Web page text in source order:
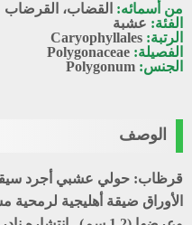
من أسمائه: القضاب، القرضاب
الفئة: عشبة
الرتبة: Caryophyllales
الفصيلة: Polygonaceae
الجنس: Polygonum
الوصف
قرظاب